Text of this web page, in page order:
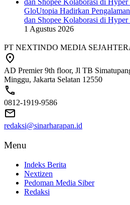
GloUtopia Hadirkan
dan Shopee Kolaborasi di
1 Agustus 2026
PT NEXTINDO MEDIA
AD Premier 9th floor, Jl TB
Minggu, Jakarta Selatan 12550
0812-1919-9586
redaksi@sinarharapan.id
Menu
Indeks Berita
Nextizen
Pedoman Media Siber
Redaksi